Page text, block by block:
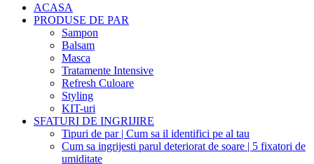
ACASA
PRODUSE DE PAR
Sampon
Balsam
Masca
Tratamente Intensive
Refresh Culoare
Styling
KIT-uri
SFATURI DE INGRIJIRE
Tipuri de par | Cum sa il identifici pe al tau
Cum sa ingrijesti parul deteriorat de soare | 5 fixatori de
umiditate